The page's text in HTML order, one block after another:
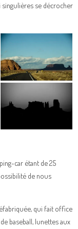
se décrocher
car étant de 25
de nous
qui fait office
baseball, lunettes aux